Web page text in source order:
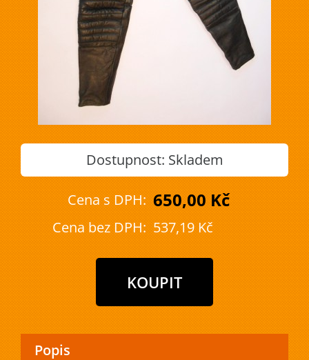
Dostupnost: Skladem
Cena s DPH: 650,00 Kč
Cena bez DPH: 537,19 Kč
Popis